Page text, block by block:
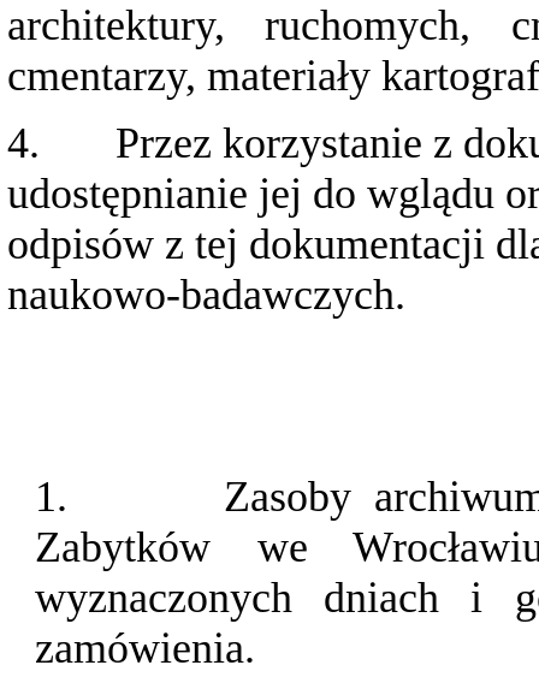
architektury, ruchomych,
cmentarzy, materiały
4.
Przez korzystanie z
udostępnianie jej do wglądu
odpisów z tej dokumentacji
naukowo-badawczych.
1.
Zasoby
Zabytków we
wyznaczonych dniach i
zamówienia.